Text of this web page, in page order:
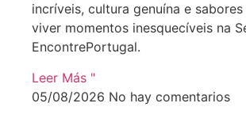
incríveis, cultura genuína e sabores
viver momentos inesquecíveis na
EncontrePortugal.
Leer Más "
05/08/2026 No hay comentarios